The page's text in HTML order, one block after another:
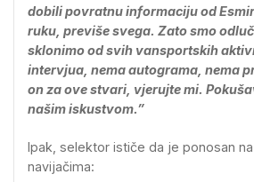
dobili povratnu informaciju od
ruku, previše svega. Zato smo
sklonimo od svih vansportskih
intervjua, nema autograma, nema
on za ove stvari, vjerujte mi.
našim iskustvom.”
Ipak, selektor ističe da je ponosan
navijačima: